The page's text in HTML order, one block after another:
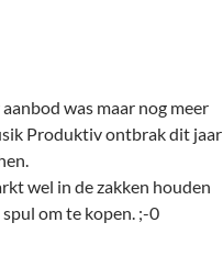
was maar nog meer
Produktiv ontbrak dit jaar
wel in de zakken houden
om te kopen. ;-0